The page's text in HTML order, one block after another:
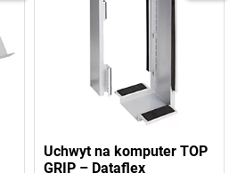
Uchwyt na komputer TOP
GRIP – Dataflex